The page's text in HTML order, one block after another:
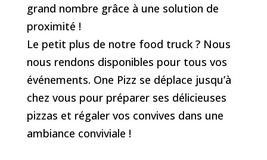
grand nombre grâce à une solution de
proximité !
Le petit plus de notre food truck ? Nous
nous rendons disponibles pour tous vos
événements. One Pizz se déplace jusqu’à
chez vous pour préparer ses délicieuses
pizzas et régaler vos convives dans une
ambiance conviviale !